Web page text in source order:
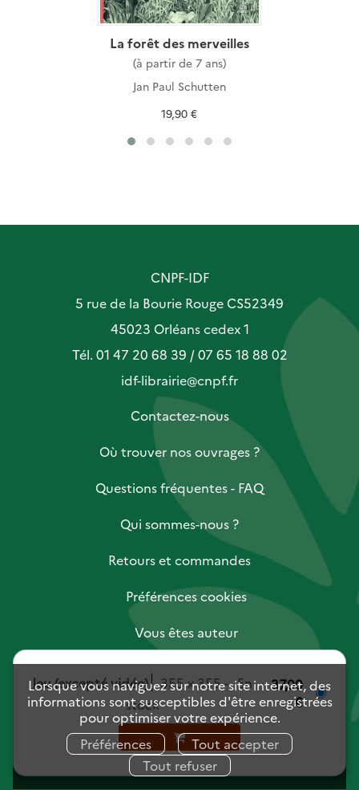
Lorsque vous naviguez sur notre site internet, des
informations sont susceptibles d'être enregistrées
pour optimiser votre expérience.
Préférences
Tout accepter
Tout refuser
Jeu (excepté vidéo) 355 x 355
En
stock
37,00
€
La forêt des merveilles
(à partir de 7 ans)
Jan Paul Schutten
19,90 €
CNPF-IDF
5 rue de la Bourie Rouge CS52349
45023 Orléans cedex 1
Tél. 01 47 20 68 39 / 07 65 18 88 02
idf-librairie@cnpf.fr
Contactez-nous
Où trouver nos ouvrages ?
Questions fréquentes - FAQ
Qui sommes-nous ?
Retours et commandes
Préférences cookies
Vous êtes auteur
Vous êtes libraire
Vous êtes journaliste
Mentions légales
Charte des données personnelles
Conditions générales de vente